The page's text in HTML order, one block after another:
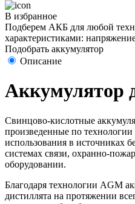
В избранное
Подберем АКБ для любой
характеристиками:
Подобрать аккумулятор
Описание
Аккумулятор
Свинцово-кислотные
произведенные по
использования в источниках
системах связи, охранно-
оборудовании.
Благодаря технологии AGM
дистиллята на протяжении